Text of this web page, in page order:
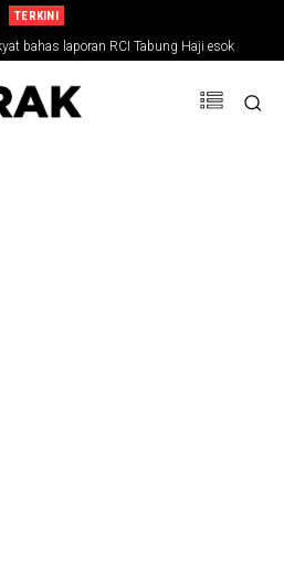
TERKINI
bahas laporan RCI Tabung Haji esok